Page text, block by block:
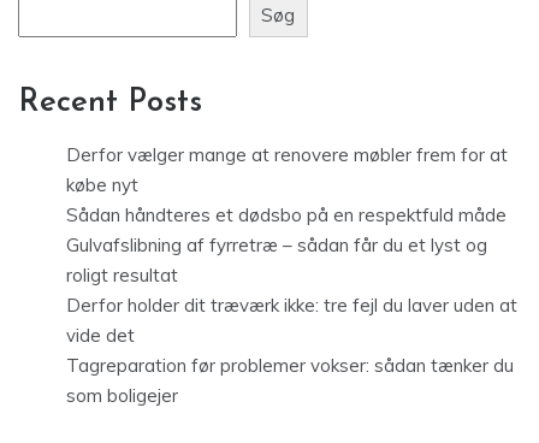
Søg
Recent Posts
Derfor vælger mange at renovere møbler frem for at
købe nyt
Sådan håndteres et dødsbo på en respektfuld måde
Gulvafslibning af fyrretræ – sådan får du et lyst og
roligt resultat
Derfor holder dit træværk ikke: tre fejl du laver uden at
vide det
Tagreparation før problemer vokser: sådan tænker du
som boligejer